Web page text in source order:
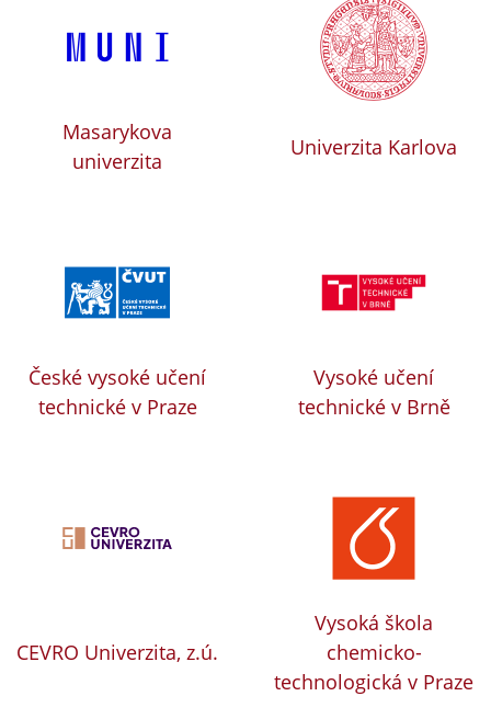
Masarykova
univerzita
Univerzita Karlova
České vysoké učení
technické v Praze
Vysoké učení
technické v Brně
CEVRO Univerzita, z.ú.
Vysoká škola
chemicko-
technologická v Praze